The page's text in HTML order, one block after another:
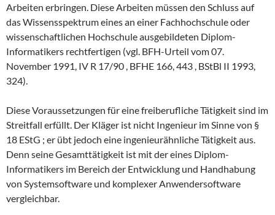
Arbeiten erbringen. Diese Arbeiten müssen den Schluss auf
das Wissensspektrum eines an einer Fachhochschule oder
wissenschaftlichen Hochschule ausgebildeten Diplom-
Informatikers rechtfertigen (vgl. BFH-Urteil vom 07.
November 1991, IV R 17/90 , BFHE 166, 443 , BStBl II 1993,
324).
Diese Voraussetzungen für eine freiberufliche Tätigkeit sind im
Streitfall erfüllt. Der Kläger ist nicht Ingenieur im Sinne von §
18 EStG ; er übt jedoch eine ingenieurähnliche Tätigkeit aus.
Denn seine Gesamttätigkeit ist mit der eines Diplom-
Informatikers im Bereich der Entwicklung und Handhabung
von Systemsoftware und komplexer Anwendersoftware
vergleichbar.